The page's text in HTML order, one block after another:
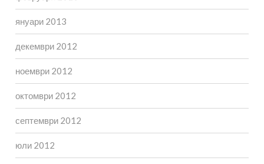
януари 2013
декември 2012
ноември 2012
октомври 2012
септември 2012
юли 2012